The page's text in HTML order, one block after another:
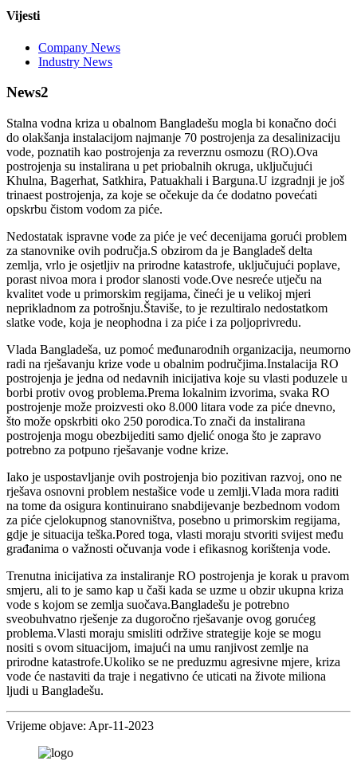
Vijesti
Company News
Industry News
News2
Stalna vodna kriza u obalnom Bangladešu mogla bi konačno doći
do olakšanja instalacijom najmanje 70 postrojenja za desalinizaciju
vode, poznatih kao postrojenja za reverznu osmozu (RO).Ova
postrojenja su instalirana u pet priobalnih okruga, uključujući
Khulna, Bagerhat, Satkhira, Patuakhali i Barguna.U izgradnji je još
trinaest postrojenja, za koje se očekuje da će dodatno povećati
opskrbu čistom vodom za piće.
Nedostatak ispravne vode za piće je već decenijama gorući problem
za stanovnike ovih područja.S obzirom da je Bangladeš delta
zemlja, vrlo je osjetljiv na prirodne katastrofe, uključujući poplave,
porast nivoa mora i prodor slanosti vode.Ove nesreće utječu na
kvalitet vode u primorskim regijama, čineći je u velikoj mjeri
neprikladnom za potrošnju.Štaviše, to je rezultiralo nedostatkom
slatke vode, koja je neophodna i za piće i za poljoprivredu.
Vlada Bangladeša, uz pomoć međunarodnih organizacija, neumorno
radi na rješavanju krize vode u obalnim područjima.Instalacija RO
postrojenja je jedna od nedavnih inicijativa koje su vlasti poduzele u
borbi protiv ovog problema.Prema lokalnim izvorima, svaka RO
postrojenje može proizvesti oko 8.000 litara vode za piće dnevno,
što može opskrbiti oko 250 porodica.To znači da instalirana
postrojenja mogu obezbijediti samo djelić onoga što je zapravo
potrebno za potpuno rješavanje vodne krize.
Iako je uspostavljanje ovih postrojenja bio pozitivan razvoj, ono ne
rješava osnovni problem nestašice vode u zemlji.Vlada mora raditi
na tome da osigura kontinuirano snabdijevanje bezbednom vodom
za piće cjelokupnog stanovništva, posebno u primorskim regijama,
gdje je situacija teška.Pored toga, vlasti moraju stvoriti svijest među
građanima o važnosti očuvanja vode i efikasnog korištenja vode.
Trenutna inicijativa za instaliranje RO postrojenja je korak u pravom
smjeru, ali to je samo kap u čaši kada se uzme u obzir ukupna kriza
vode s kojom se zemlja suočava.Bangladešu je potrebno
sveobuhvatno rješenje za dugoročno rješavanje ovog gorućeg
problema.Vlasti moraju smisliti održive strategije koje se mogu
nositi s ovom situacijom, imajući na umu ranjivost zemlje na
prirodne katastrofe.Ukoliko se ne preduzmu agresivne mjere, kriza
vode će nastaviti da traje i negativno će uticati na živote miliona
ljudi u Bangladešu.
Vrijeme objave: Apr-11-2023